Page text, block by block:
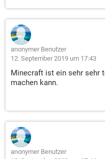
anonymer Benutzer
12. September 2019 um 17:43
Minecraft ist ein sehr sehr
machen kann.
anonymer Benutzer